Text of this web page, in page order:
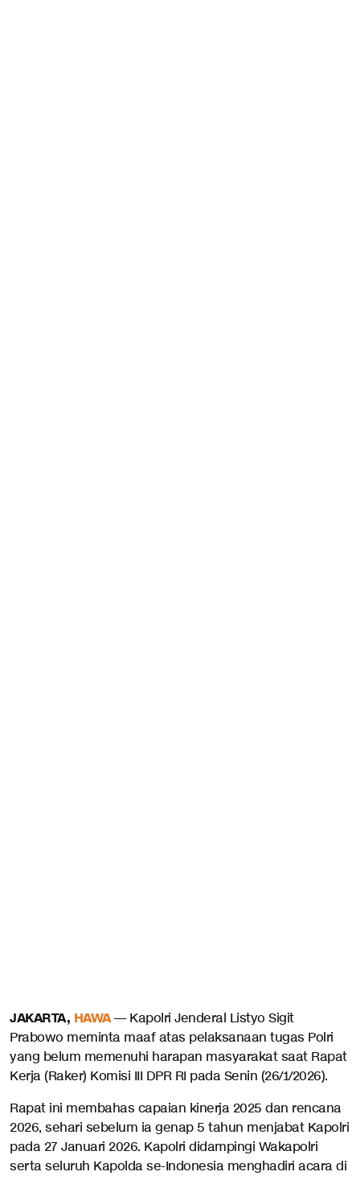
JAKARTA, HAWA— Kapolri Jenderal Listyo Sigit
Prabowo meminta maaf atas pelaksanaan tugas Polri
yang belum memenuhi harapan masyarakat saat Rapat
Kerja (Raker) Komisi III DPR RI pada Senin (26/1/2026).
Rapat ini membahas capaian kinerja 2025 dan rencana
2026, sehari sebelum ia genap 5 tahun menjabat Kapolri
pada 27 Januari 2026. Kapolri didampingi Wakapolri
serta seluruh Kapolda se-Indonesia menghadiri acara di